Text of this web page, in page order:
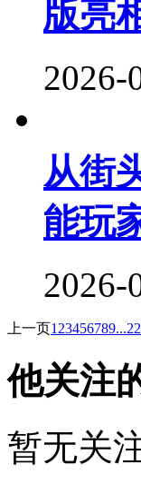
版亮
2026-
从街
能玩
2026-
上一页1 23456789
他关注
暂无关